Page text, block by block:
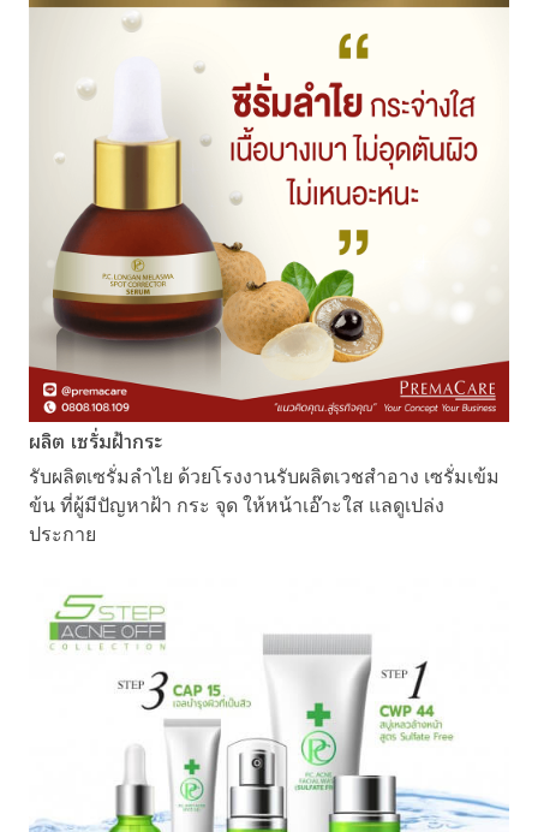
ผลิต เซรั่มฝ้ากระ
รับผลิตเซรั่มลำไย ด้วยโรงงานรับผลิตเวชสำอาง เซรั่มเข้ม
ข้น ที่ผู้มีปัญหาฝ้า กระ จุด ให้หน้าเอ๊าะใส แลดูเปล่ง
ประกาย